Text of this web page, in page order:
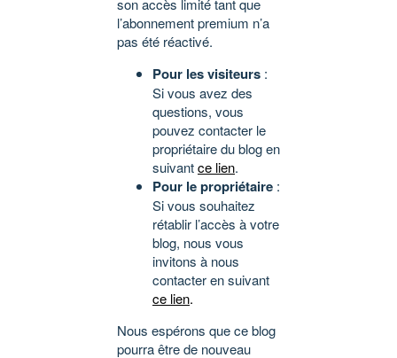
son accès limité tant que
l’abonnement premium n’a
pas été réactivé.
Pour les visiteurs :
Si vous avez des
questions, vous
pouvez contacter le
propriétaire du blog en
suivantce lien.
Pour le propriétaire :
Si vous souhaitez
rétablir l’accès à votre
blog, nous vous
invitons à nous
contacter en suivant
ce lien.
Nous espérons que ce blog
pourra être de nouveau